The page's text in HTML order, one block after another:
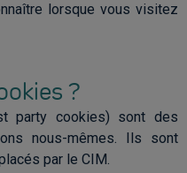
lorsque vous visitez
?
party cookies) sont des
nous-mêmes. Ils sont
par le CIM.